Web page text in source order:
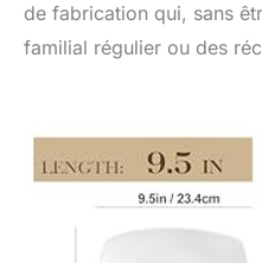
de fabrication qui, sans
familial régulier ou des